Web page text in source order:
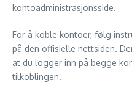
kontoadministrasjonsside.
For å koble kontoer, følg
på den offisielle nettsiden.
at du logger inn på begge
tilkoblingen.